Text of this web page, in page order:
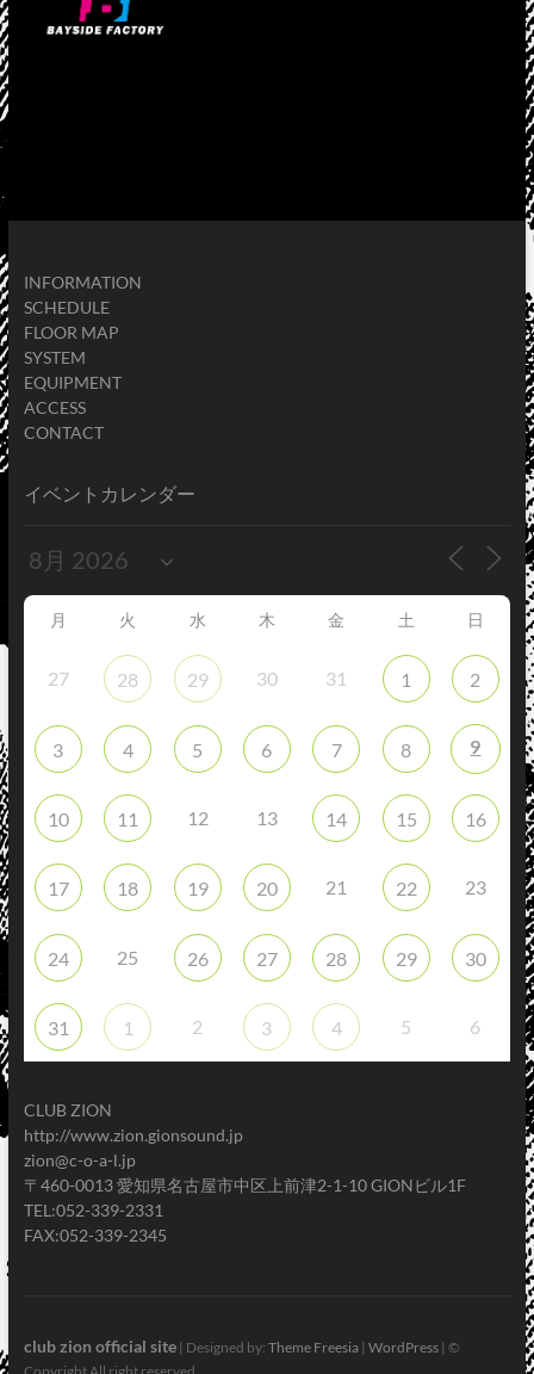
INFORMATION
SCHEDULE
FLOOR MAP
SYSTEM
EQUIPMENT
ACCESS
CONTACT
イベントカレンダー
月 火 水 木 金 土 日
27 28 29 30 31 1 2
3 4 5 6 7 8 9
10 11 12 13 14 15 16
17 18 19 20 21 22 23
24 25 26 27 28 29 30
31 1 2 3 4 5 6
CLUB ZION
http://www.zion.gionsound.jp
zion@c-o-a-l.jp
〒460-0013 愛知県名古屋市中区上前津2-1-10 GIONビル1F
TEL:052-339-2331
FAX:052-339-2345
club zion official site| Designed by: Theme Freesia| WordPress| ©